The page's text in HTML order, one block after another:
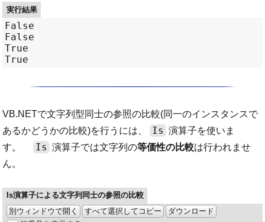
実行結果
False
False
True
VB.NETで文字列型同士の参照の比較(同一のインスタンスで
あるかどうかの比較)を行うには、
Is 演算子を使いま
す。
Is 演算子では文字列の等価性の比較は行われませ
ん。
Is演算子による文字列同士の参照の比較
別ウィンドウで開く
すべて選択してコピー
ダウンロード